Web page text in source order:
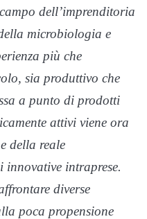
dell’imprenditoria
microbiologia e
più che
sia produttivo che
a punto di prodotti
attivi viene ora
della reale
intraprese.
diverse
poca propensione